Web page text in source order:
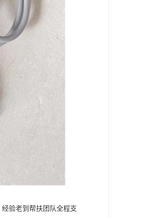
验老到帮扶团队全程支